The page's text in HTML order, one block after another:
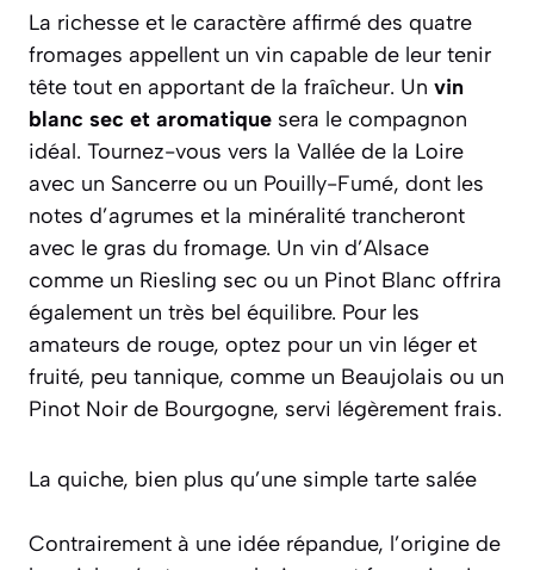
La richesse et le caractère affirmé des quatre
fromages appellent un vin capable de leur tenir
tête tout en apportant de la fraîcheur. Un vin
blanc sec et aromatique sera le compagnon
idéal. Tournez-vous vers la Vallée de la Loire
avec un Sancerre ou un Pouilly-Fumé, dont les
notes d’agrumes et la minéralité trancheront
avec le gras du fromage. Un vin d’Alsace
comme un Riesling sec ou un Pinot Blanc offrira
également un très bel équilibre. Pour les
amateurs de rouge, optez pour un vin léger et
fruité, peu tannique, comme un Beaujolais ou un
Pinot Noir de Bourgogne, servi légèrement frais.
La quiche, bien plus qu’une simple tarte salée
Contrairement à une idée répandue, l’origine de